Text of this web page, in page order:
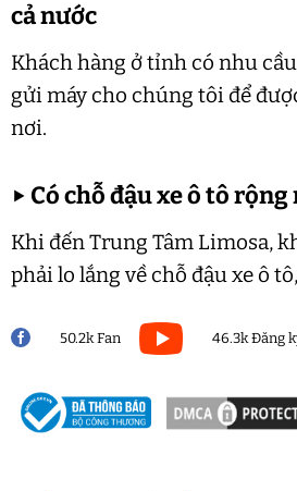
cả nước
Khách hàng ở tỉnh có nhu
gửi máy cho chúng tôi để
nơi.
▶ Có chỗ đậu xe ô tô
Khi đến Trung Tâm Limosa,
phải lo lắng về chỗ đậu xe ô
50.2k Fan 46.3k Đăng